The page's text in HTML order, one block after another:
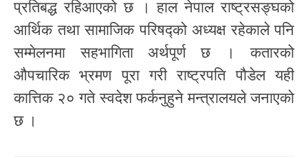
प्रतिबद्ध रहिआएको छ । हाल नेपाल राष्ट्रसङ्घको
आर्थिक तथा सामाजिक परिषद्को अध्यक्ष रहेकाले पनि
सम्मेलनमा सहभागिता अर्थपूर्ण छ । कतारको
औपचारिक भ्रमण पूरा गरी राष्ट्रपति पौडेल यही
कात्तिक २० गते स्वदेश फर्कनुहुने मन्त्रालयले जनाएको
छ ।